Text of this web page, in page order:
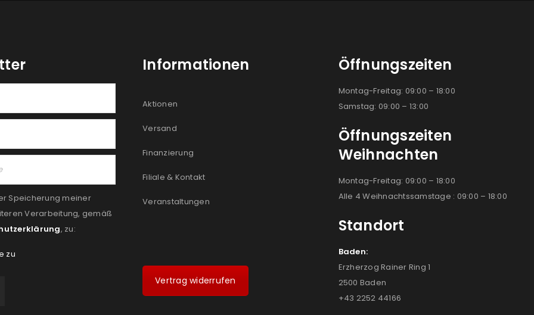
Speicherung meiner
Verarbeitung, gemäß
, zu:
zu
Informationen
Aktionen
Versand
Finanzierung
Filiale & Kontakt
Veranstaltungen
Vertrag widerrufen
Öffnungszeiten
Montag-Freitag: 09:00 – 18:00
Samstag: 09:00 – 13:00
Öffnungszeiten
Weihnachten
Montag-Freitag: 09:00 – 18:00
Alle 4 Weihnachtssamstage : 09:00 – 18:00
Standort
Baden:
Erzherzog Rainer Ring 1
2500 Baden
+43 2252 44166